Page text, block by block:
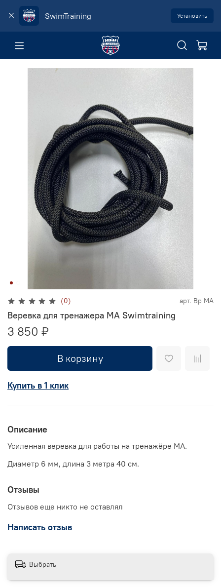
SwimTraining Установить
(0) арт. Вр МА
Веревка для тренажера МА Swimtraining
3 850 ₽
В корзину
Купить в 1 клик
Описание
Усиленная веревка для работы на тренажёре МА.
Диаметр 6 мм, длина 3 метра 40 см.
Отзывы
Отзывов еще никто не оставлял
Написать отзыв
Выбрать